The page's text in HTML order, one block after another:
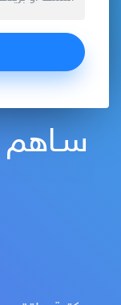
سـاهم